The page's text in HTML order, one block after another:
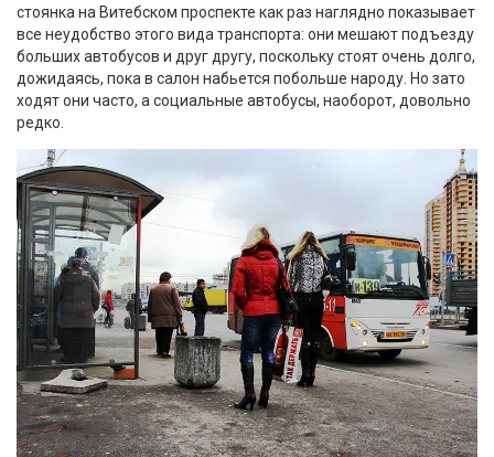
стоянка на Витебском проспекте как раз наглядно показывает
все неудобство этого вида транспорта: они мешают подъезду
больших автобусов и друг другу, поскольку стоят очень долго,
дожидаясь, пока в салон набьется побольше народу. Но зато
ходят они часто, а социальные автобусы, наоборот, довольно
редко.